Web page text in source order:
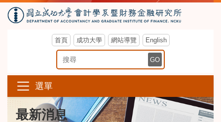
首頁 成功大學 網站導覽 English
搜尋關鍵字 GO
選單
最新消息